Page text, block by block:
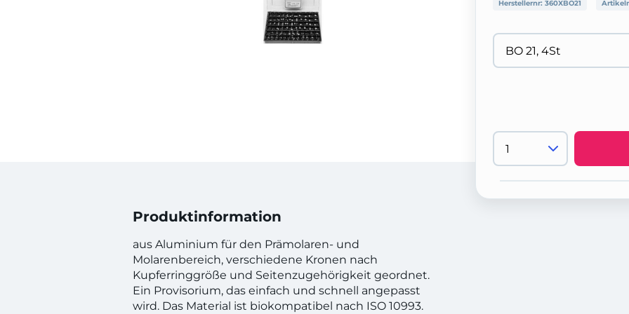
Produktinformation
aus Aluminium für den Prämolaren- und
Molarenbereich, verschiedene Kronen nach
Kupferringgröße und Seitenzugehörigkeit geordnet.
Ein Provisorium, das einfach und schnell angepasst
wird. Das Material ist biokompatibel nach ISO 10993.
Herstellernr: 360XBO21